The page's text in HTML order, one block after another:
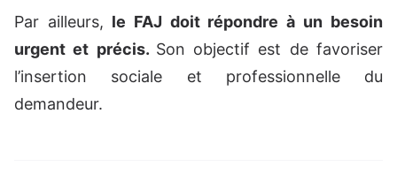
Par ailleurs, le FAJ doit répondre à un besoin
urgent et précis. Son objectif est de favoriser
l’insertion sociale et professionnelle du
demandeur.